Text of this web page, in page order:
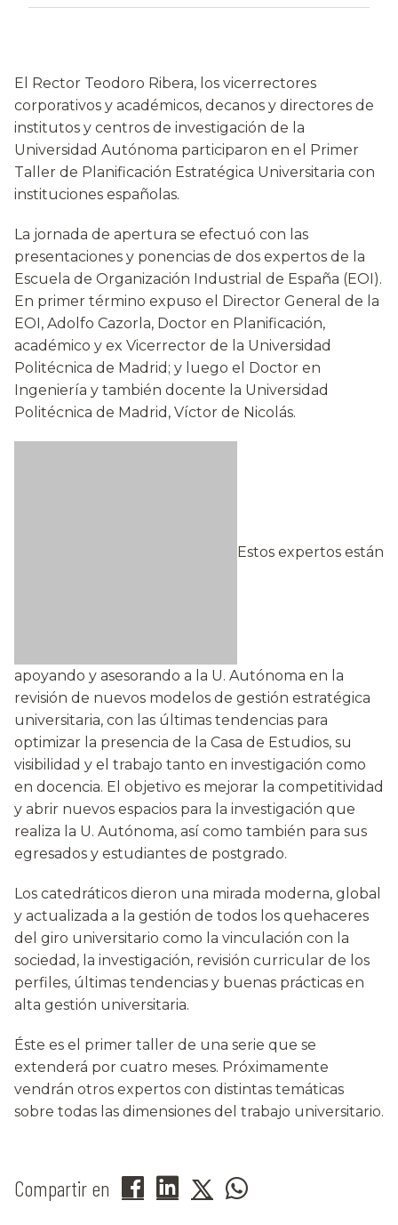
El Rector Teodoro Ribera, los vicerrectores
corporativos y académicos, decanos y directores de
institutos y centros de investigación de la
Universidad Autónoma participaron en el Primer
Taller de Planificación Estratégica Universitaria con
instituciones españolas.
La jornada de apertura se efectuó con las
presentaciones y ponencias de dos expertos de la
Escuela de Organización Industrial de España (EOI).
En primer término expuso el Director General de la
EOI, Adolfo Cazorla, Doctor en Planificación,
académico y ex Vicerrector de la Universidad
Politécnica de Madrid; y luego el Doctor en
Ingeniería y también docente la Universidad
Politécnica de Madrid, Víctor de Nicolás.
Estos expertos están
apoyando y asesorando a la U. Autónoma en la
revisión de nuevos modelos de gestión estratégica
universitaria, con las últimas tendencias para
optimizar la presencia de la Casa de Estudios, su
visibilidad y el trabajo tanto en investigación como
en docencia. El objetivo es mejorar la competitividad
y abrir nuevos espacios para la investigación que
realiza la U. Autónoma, así como también para sus
egresados y estudiantes de postgrado.
Los catedráticos dieron una mirada moderna, global
y actualizada a la gestión de todos los quehaceres
del giro universitario como la vinculación con la
sociedad, la investigación, revisión curricular de los
perfiles, últimas tendencias y buenas prácticas en
alta gestión universitaria.
Éste es el primer taller de una serie que se
extenderá por cuatro meses. Próximamente
vendrán otros expertos con distintas temáticas
sobre todas las dimensiones del trabajo universitario.
Compartir en